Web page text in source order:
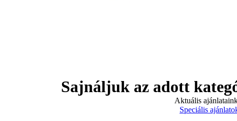
Sajnáljuk az adott
Aktuális
Speciális